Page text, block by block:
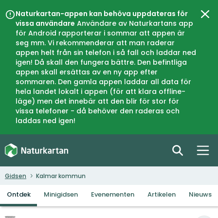
Naturkartan-appen kan behöva uppdateras för
vissa användare Användare av Naturkartans app
för Android rapporterar i sommar att appen är
seg mm. Vi rekommenderar att man raderar
appen helt från sin telefon i så fall och laddar ned
igen! Då skall den fungera bättre. Den befintliga
appen skall ersättas av en ny app efter
sommaren. Den gamla appen laddar all data för
hela landet lokalt i appen (för att klara offline-
läge) men det innebär att den blir för stor för
vissa telefoner - då behöver den raderas och
laddas ned igen!
Gidsen Kalmar kommun
Ontdek Minigidsen Evenementen Artikelen Nieuws